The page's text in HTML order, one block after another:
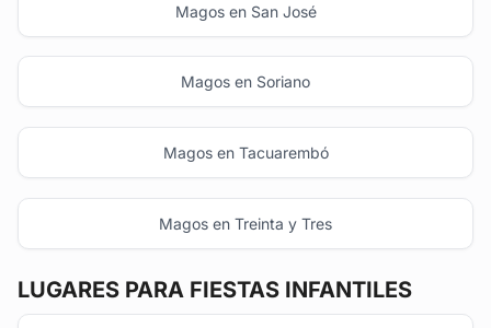
Magos en San José
Magos en Soriano
Magos en Tacuarembó
Magos en Treinta y Tres
LUGARES PARA FIESTAS INFANTILES